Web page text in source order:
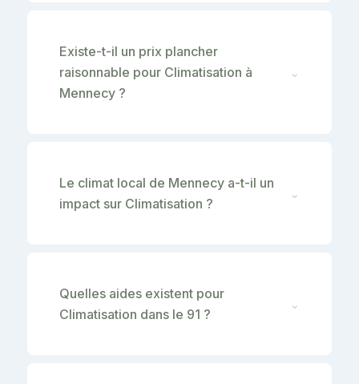
Existe-t-il un prix plancher
raisonnable pour Climatisation à
Mennecy ?
⌄
Le climat local de Mennecy a-t-il un
impact sur Climatisation ?
⌄
Quelles aides existent pour
Climatisation dans le 91 ?
⌄